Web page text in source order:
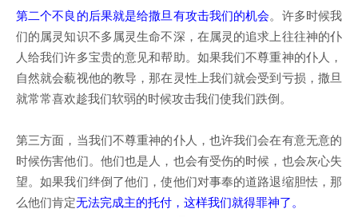
第二个不良的后果就是给撒旦有攻击我们的机会。许多时候我
们的属灵知识不多属灵生命不深，在属灵的追求上往往神的仆
人给我们许多宝贵的意见和帮助。如果我们不尊重神的仆人，
自然就会藐视他的教导，那在灵性上我们就会受到亏损，撒旦
就常常喜欢趁我们软弱的时候攻击我们使我们跌倒。
第三方面，当我们不尊重神的仆人，也许我们会在有意无意的
时候伤害他们。他们也是人，也会有受伤的时候，也会灰心失
望。如果我们绊倒了他们，使他们对事奉的道路退缩胆怯，那
么他们肯定无法完成主的托付，这样我们就得罪神了。